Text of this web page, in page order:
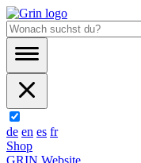
de en es fr
Shop
GRIN Website